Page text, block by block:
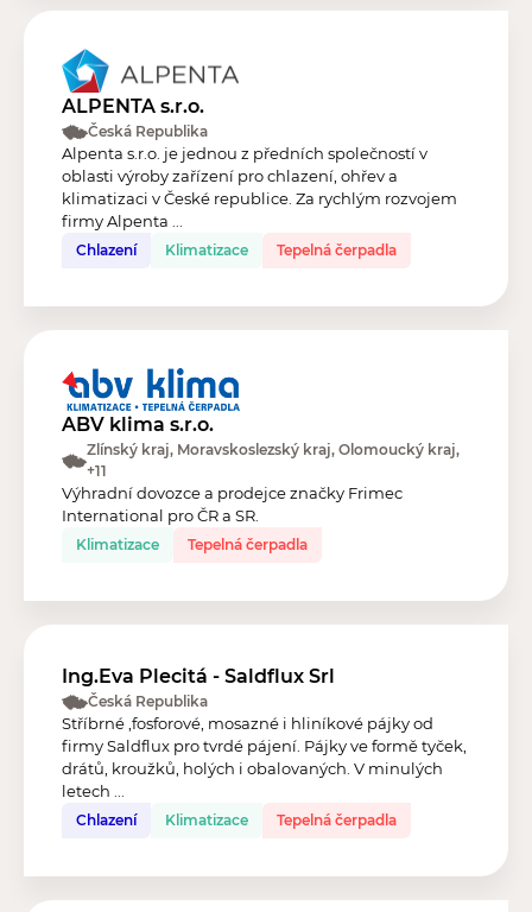
ALPENTA s.r.o.
Česká Republika
Alpenta s.r.o. je jednou z předních společností v
oblasti výroby zařízení pro chlazení, ohřev a
klimatizaci v České republice. Za rychlým rozvojem
firmy Alpenta ...
Chlazení Klimatizace Tepelná čerpadla
ABV klima s.r.o.
Zlínský kraj, Moravskoslezský kraj, Olomoucký kraj,
+11
Výhradní dovozce a prodejce značky Frimec
International pro ČR a SR.
Klimatizace Tepelná čerpadla
Ing.Eva Plecitá - Saldflux Srl
Česká Republika
Stříbrné ,fosforové, mosazné i hliníkové pájky od
firmy Saldflux pro tvrdé pájení. Pájky ve formě tyček,
drátů, kroužků, holých i obalovaných. V minulých
letech ...
Chlazení Klimatizace Tepelná čerpadla